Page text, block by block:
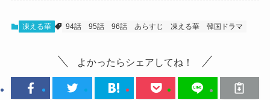
凍える華 94話 95話 96話 あらすじ 凍える華 韓国ドラマ
よかったらシェアしてね！